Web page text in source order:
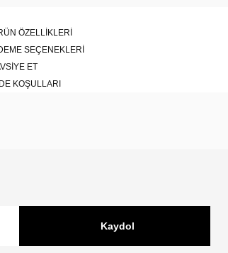
ÖZELLIKLERI
SEÇENEKLERI
ET
KOŞULLARI
Kaydol